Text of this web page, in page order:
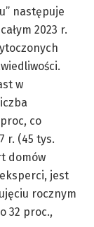
następuje
2023 r.
w
co
r. (45 tys.
domów
jest
rocznym
32 proc.,